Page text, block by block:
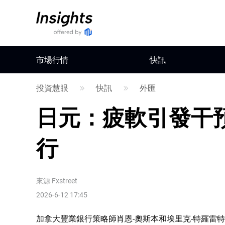
市場行情 快訊
投資慧眼 快訊 外匯
日元：疲軟引發干
行
來源 Fxstreet
2026-6-12 17:45
加拿大豐業銀行策略師肖恩-奧斯本和埃里克-特羅雷